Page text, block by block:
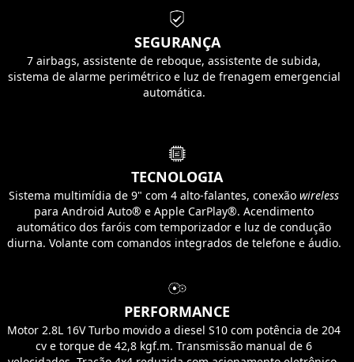
SEGURANÇA
7 airbags, assistente de reboque, assistente de subida,
sistema de alarme perimétrico e luz de frenagem emergencial
automática.
TECNOLOGIA
Sistema multimídia de 9" com 4 alto-falantes, conexão wireless
para Android Auto® e Apple CarPlay®. Acendimento
automático dos faróis com temporizador e luz de condução
diurna. Volante com comandos integrados de telefone e áudio.
PERFORMANCE
Motor 2.8L 16V Turbo movido a diesel S10 com potência de 204
cv e torque de 42,8 kgf.m. Transmissão manual de 6